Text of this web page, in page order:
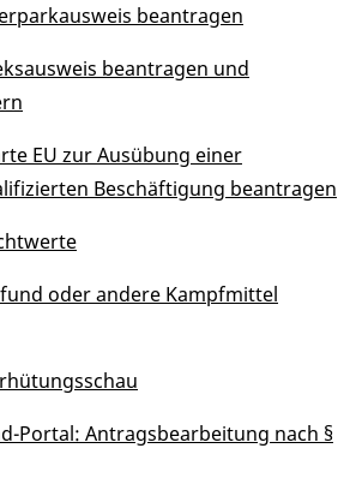
beantragen
beantragen und
EU zur Ausübung einer
Beschäftigung beantragen
oder andere Kampfmittel
Portal: Antragsbearbeitung nach §